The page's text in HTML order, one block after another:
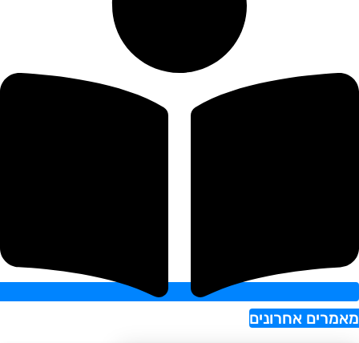
אחרונים